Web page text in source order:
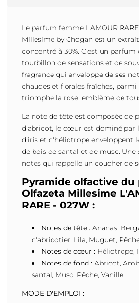
Le parfum femme L'AMOUR
Millesime by Chogan est un
concentré à 30%. C'est un parfum
tourbillon de sensations et de
fragrance qui enveloppe de ses
chaudes et florales fraîches, parmi
triomphe la rose, emblème de
La note de tête est composée de
d'abricot, le cœur est dominé par
d'iris et d'héliotrope enveloppent
de bois de santal et de musc. Une
notes qui rappelle un coucher de
Pyramide olfactive du
Olfazeta Millesime
RARE - 027W :
Notes de tête : Ananas,
d'abricotier, Lila, Muguet,
Notes de cœur : Héliotrope,
Notes de fond : Abricot,
santal, Musc, Pêche, Vanille
MODE D'EMPLOI :